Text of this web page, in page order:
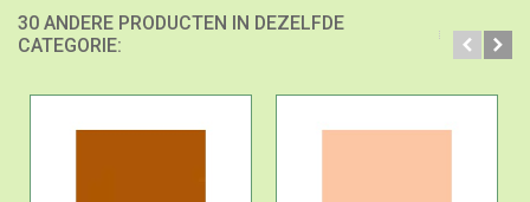
30 ANDERE PRODUCTEN IN DEZELFDE
CATEGORIE: